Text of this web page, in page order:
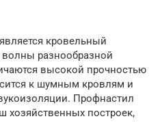
кровельный
разнообразной
высокой прочностью
к шумным кровлям и
Профнастил
хозяйственных построек,